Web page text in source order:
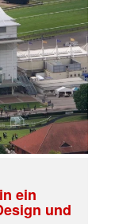
ein
und